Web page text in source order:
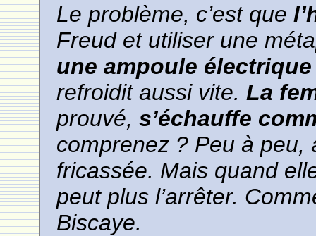
Le problème, c’est que
Freud et utiliser une
une ampoule électrique
refroidit aussi vite. La
prouvé,s’échauffe
comprenez ? Peu à peu,
fricassée. Mais quand
peut plus l’arrêter.
Biscaye.